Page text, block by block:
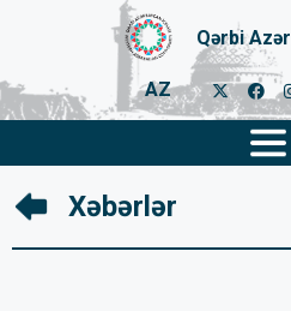
Qərbi
AZ
Xəbərlər